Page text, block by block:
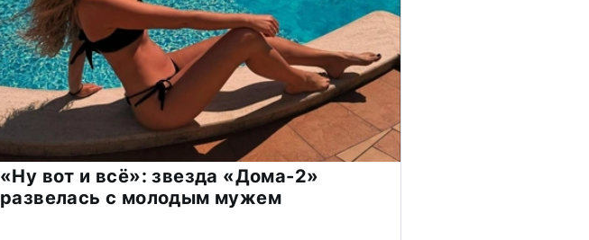
«Ну вот и всё»: звезда «Дома-2»
развелась с молодым мужем